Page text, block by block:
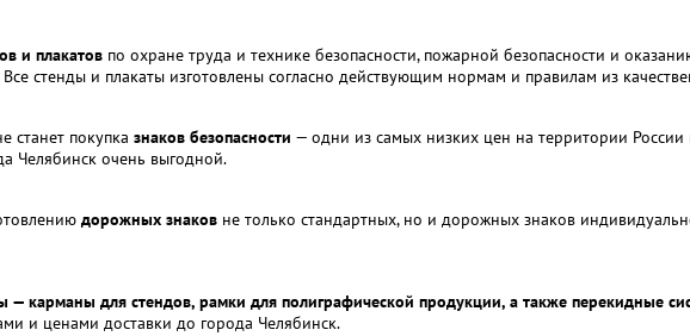
и плакатов по охране труда и технике безопасности, пожарной безопасности и
стенды и плакаты изготовлены согласно действующим нормам и правилам из
станет покупка знаков безопасности — одни из самых низких цен на территории России
Челябинск очень выгодной.
дорожных знаков не только стандартных, но и дорожных знаков
— карманы для стендов, рамки для полиграфической продукции, а также перекидные
и ценами доставки до города Челябинск.